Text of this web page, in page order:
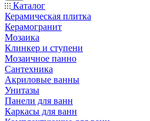
Каталог
Керамическая плитка
Керамогранит
Мозаика
Клинкер и ступени
Мозаичное панно
Сантехника
Акриловые ванны
Унитазы
Панели для ванн
Каркасы для ванн